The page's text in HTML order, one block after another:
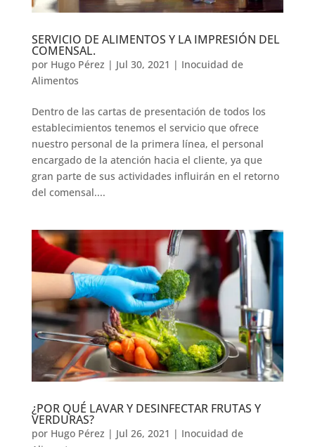
SERVICIO DE ALIMENTOS Y LA IMPRESIÓN DEL
COMENSAL.
por Hugo Pérez | Jul 30, 2021 | Inocuidad de
Alimentos
Dentro de las cartas de presentación de todos los
establecimientos tenemos el servicio que ofrece
nuestro personal de la primera línea, el personal
encargado de la atención hacia el cliente, ya que
gran parte de sus actividades influirán en el retorno
del comensal....
¿POR QUÉ LAVAR Y DESINFECTAR FRUTAS Y
VERDURAS?
por Hugo Pérez | Jul 26, 2021 | Inocuidad de